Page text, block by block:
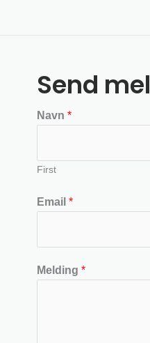
Send
Navn*
First
Email*
Melding*